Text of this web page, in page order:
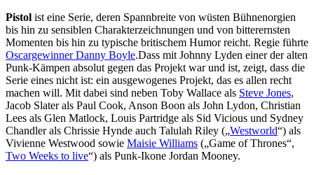
Pistol ist eine Serie, deren Spannbreite von wüsten Bühnenorgien
bis hin zu sensiblen Charakterzeichnungen und von bitterernsten
Momenten bis hin zu typische britischem Humor reicht. Regie führte
OscargewinnerDanny Boyle.Dass mit Johnny Lyden einer der alten
Punk-Kämpen absolut gegen das Projekt war und ist, zeigt, dass die
Serie eines nicht ist: ein ausgewogenes Projekt, das es allen recht
machen will. Mit dabei sind neben Toby Wallace als Steve Jones,
Jacob Slater als Paul Cook, Anson Boon als John Lydon, Christian
Lees als Glen Matlock, Louis Partridge als Sid Vicious und Sydney
Chandler als Chrissie Hynde auch Talulah Riley („Westworld“) als
Vivienne Westwood sowie Maisie Williams („Game of Thrones“,
Two Weeks to live“) als Punk-Ikone Jordan Mooney.